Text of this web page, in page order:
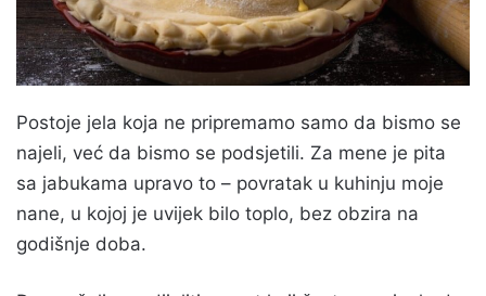
Postoje jela koja ne pripremamo samo da bismo se
najeli, već da bismo se podsjetili. Za mene je pita
sa jabukama upravo to – povratak u kuhinju moje
nane, u kojoj je uvijek bilo toplo, bez obzira na
godišnje doba.